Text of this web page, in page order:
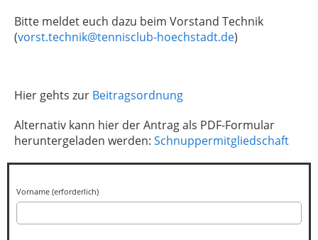
Bitte meldet euch dazu beim Vorstand Technik
(vorst.technik@tennisclub-hoechstadt.de)
Hier gehts zur Beitragsordnung
Alternativ kann hier der Antrag als PDF-Formular
heruntergeladen werden: Schnuppermitgliedschaft
Vorname (erforderlich)